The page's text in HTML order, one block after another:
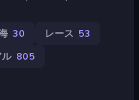
30 レース 53
805